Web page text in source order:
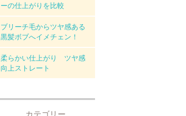
ーの仕上がりを比較
ブリーチ毛からツヤ感ある
黒髪ボブへイメチェン！
柔らかい仕上がり ツヤ感
向上ストレート
カテゴリー